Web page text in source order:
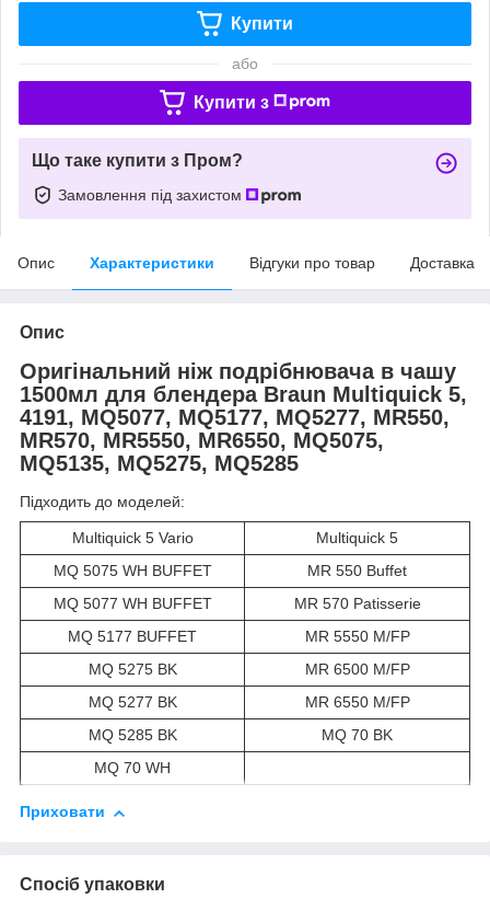
Купити
або
Купити з
Що таке купити з Пром?
Замовлення під захистом
Опис Характеристики Відгуки про товар Доставка
Опис
Оригінальний ніж подрібнювача в чашу
1500мл для блендера Braun Multiquick 5,
4191, MQ5077, MQ5177, MQ5277, MR550,
MR570, MR5550, MR6550, MQ5075,
MQ5135, MQ5275, MQ5285
Підходить до моделей:
Multiquick 5 Vario
Multiquick 5
MQ 5075 WH BUFFET
MR 550 Buffet
MQ 5077 WH BUFFET
MR 570 Patisserie
MQ 5177 BUFFET
MR 5550 M/FP
MQ 5275 BK
MR 6500 M/FP
MQ 5277 BK
MR 6550 M/FP
MQ 5285 BK
MQ 70 BK
MQ 70 WH
Приховати
Спосіб упаковки